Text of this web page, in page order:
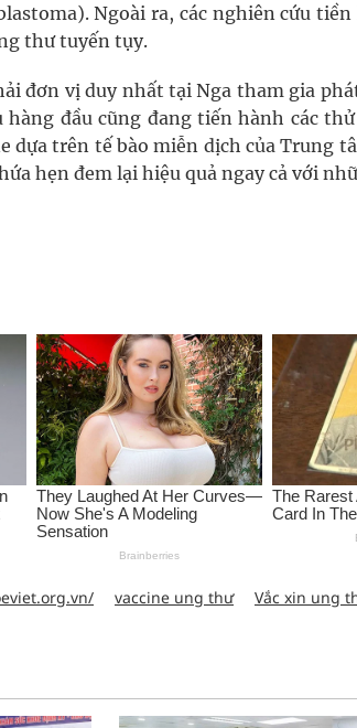
Ngoài ra, các nghiên cứu
thư tuyến tụy.
đơn vị duy nhất tại Nga tham gia
hàng đầu cũng đang tiến hành các
dựa trên tế bào miễn dịch của Trung
hẹn đem lại hiệu quả ngay cả với
vaccine ung thư Vắc xin ung